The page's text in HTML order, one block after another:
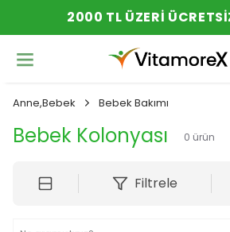
2000 TL ÜZERI
Anne,Bebek Bebek Bakımı
Bebek Kolonyası 0 ürün
Filtrele